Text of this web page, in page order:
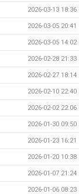
2026-03-13 18:36
2026-03-05 20:41
2026-03-05 14:02
2026-02-28 21:33
2026-02-27 18:14
2026-02-10 22:40
2026-02-02 22:06
2026-01-30 09:50
2026-01-23 16:21
2026-01-20 10:38
2026-01-07 21:24
2026-01-06 08:23